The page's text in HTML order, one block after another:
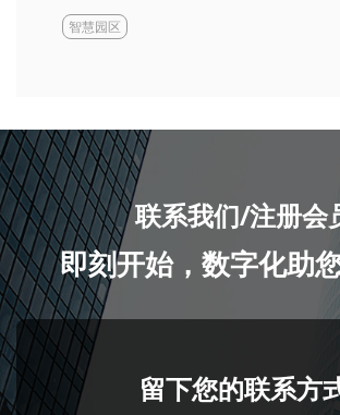
智慧园区
联系我们/注册会
即刻开始，数字化助
留下您的联系方